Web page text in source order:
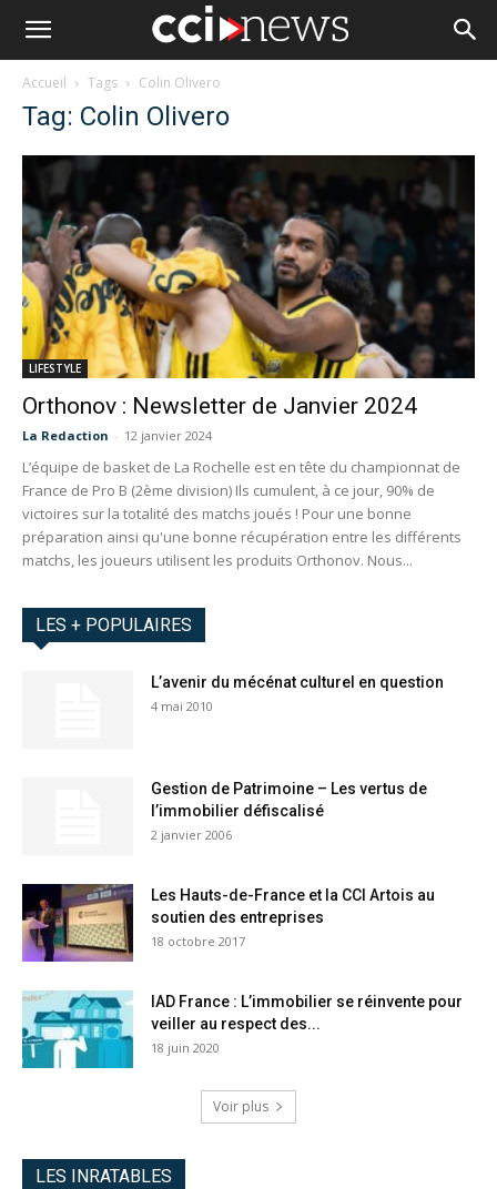
Accueil Tags Colin Olivero
Tag: Colin Olivero
LIFESTYLE
Orthonov : Newsletter de Janvier 2024
La Redaction - 12 janvier 2024
L’équipe de basket de La Rochelle est en tête du championnat de
France de Pro B (2ème division) Ils cumulent, à ce jour, 90% de
victoires sur la totalité des matchs joués ! Pour une bonne
préparation ainsi qu'une bonne récupération entre les différents
matchs, les joueurs utilisent les produits Orthonov. Nous...
LES + POPULAIRES
L’avenir du mécénat culturel en question
4 mai 2010
Gestion de Patrimoine – Les vertus de
l’immobilier défiscalisé
2 janvier 2006
Les Hauts-de-France et la CCI Artois au
soutien des entreprises
18 octobre 2017
IAD France : L’immobilier se réinvente pour
veiller au respect des...
18 juin 2020
Voir plus
LES INRATABLES